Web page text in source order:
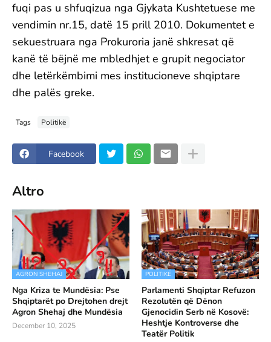
fuqi pas u shfuqizua nga Gjykata Kushtetuese me
vendimin nr.15, datë 15 prill 2010. Dokumentet e
sekuestruara nga Prokuroria janë shkresat që
kanë të bëjnë me mbledhjet e grupit negociator
dhe letërkëmbimi mes institucioneve shqiptare
dhe palës greke.
Tags Politikë
Facebook
Altro
AGRON SHEHAJ
Nga Kriza te Mundësia: Pse
Shqiptarët po Drejtohen drejt
Agron Shehaj dhe Mundësia
December 10, 2025
POLITIKË
Parlamenti Shqiptar Refuzon
Rezolutën që Dënon
Gjenocidin Serb në Kosovë:
Heshtje Kontroverse dhe
Teatër Politik